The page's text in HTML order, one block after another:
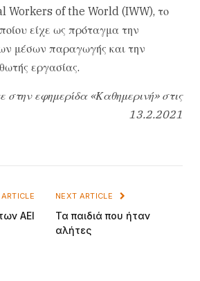
Workers of the World (IWW), το
είχε ως πρόταγμα την
μέσων παραγωγής και την
εργασίας.
στην εφημερίδα «Καθημερινή» στις
13.2.2021
ΑΕΙ
NEXT ARTICLE
Τα παιδιά που ήταν
αλήτες